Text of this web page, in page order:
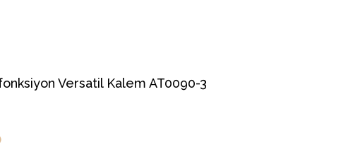
Versatil Kalem AT0090-3